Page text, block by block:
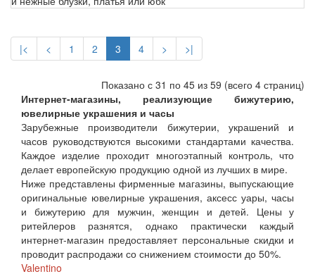
|< < 1 2 3 4 > >|
Показано с 31 по 45 из 59 (всего 4 страниц)
Интернет-магазины, реализующие бижутерию,
ювелирные украшения и часы
Зарубежные производители бижутерии, украшений и
часов руководствуются высокими стандартами качества.
Каждое изделие проходит многоэтапный контроль, что
делает европейскую продукцию одной из лучших в мире.
Ниже представлены фирменные магазины, выпускающие
оригинальные ювелирные украшения, аксесс уары, часы
и бижутерию для мужчин, женщин и детей. Цены у
ритейлеров разнятся, однако практически каждый
интернет-магазин предоставляет персональные скидки и
проводит распродажи со снижением стоимости до 50%.
Valentino